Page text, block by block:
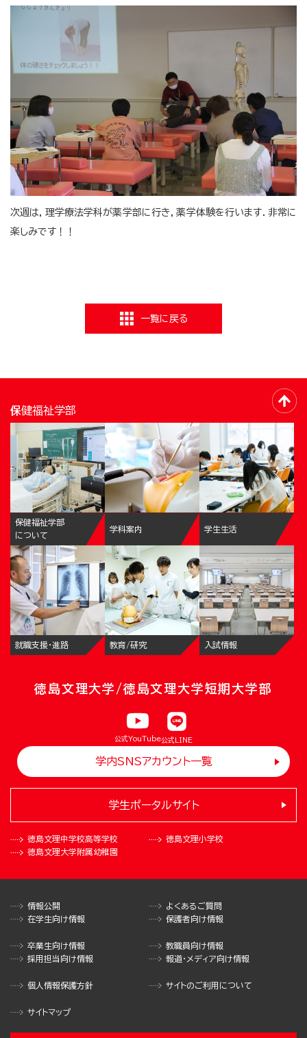
次週は，理学療法学科が薬学部に行き，薬学体験を行います．非常に
楽しみです！！
一覧に戻る
保健福祉学部
保健福祉学部
について
学科案内 学生生活
就職支援・進路 教育/研究 入試情報
徳島文理大学/徳島文理大学短期大学部
公式YouTube公式LINE
学内SNSアカウント一覧
徳島文理中学校高等学校
徳島文理小学校
徳島文理大学附属幼稚園
学生ポータルサイト
情報公開
よくあるご質問
在学生向け情報
保護者向け情報
卒業生向け情報
教職員向け情報
採用担当向け情報
報道・メディア向け情報
個人情報保護方針 サイトのご利用について
サイトマップ